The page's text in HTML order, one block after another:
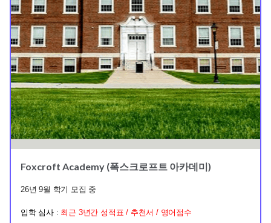
Foxcroft Academy (폭스크로프트 아카데미)
26년 9월 학기 모집 중
입학 심사 : 최근 3년간 성적표 / 추천서 / 영어점수